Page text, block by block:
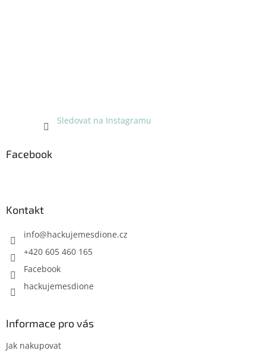
Sledovat na Instagramu
Facebook
Kontakt
info@hackujemesdione.cz
+420 605 460 165
Facebook
hackujemesdione
Informace pro vás
Jak nakupovat